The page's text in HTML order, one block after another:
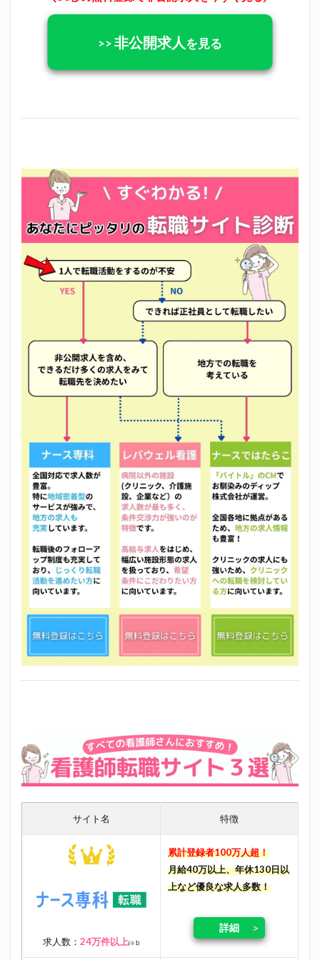
>> 非公開求人 を見る
サイト名 特徴
求人数： 24万件以上(※1)
累計登録者100万人超！
月給40万以上、年休130日以
上など優良な求人多数！
詳細